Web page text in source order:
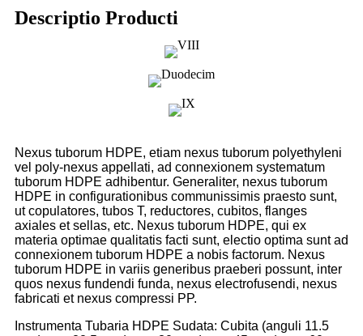
Descriptio Producti
Nexus tuborum HDPE, etiam nexus tuborum polyethyleni
vel poly-nexus appellati, ad connexionem systematum
tuborum HDPE adhibentur. Generaliter, nexus tuborum
HDPE in configurationibus communissimis praesto sunt,
ut copulatores, tubos T, reductores, cubitos, flanges
axiales et sellas, etc. Nexus tuborum HDPE, qui ex
materia optimae qualitatis facti sunt, electio optima sunt ad
connexionem tuborum HDPE a nobis factorum. Nexus
tuborum HDPE in variis generibus praeberi possunt, inter
quos nexus fundendi funda, nexus electrofusendi, nexus
fabricati et nexus compressi PP.
Instrumenta Tubaria HDPE Sudata: Cubita (anguli 11.5